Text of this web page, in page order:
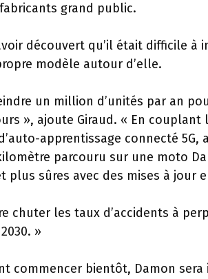
grand public.
découvert qu’il était difficile à
modèle autour d’elle.
un million d’unités par an
», ajoute Giraud. « En
apprentissage connecté
parcouru sur une moto
plus sûres avec des mises à jour
chuter les taux d’accidents à
»
commencer bientôt, Damon